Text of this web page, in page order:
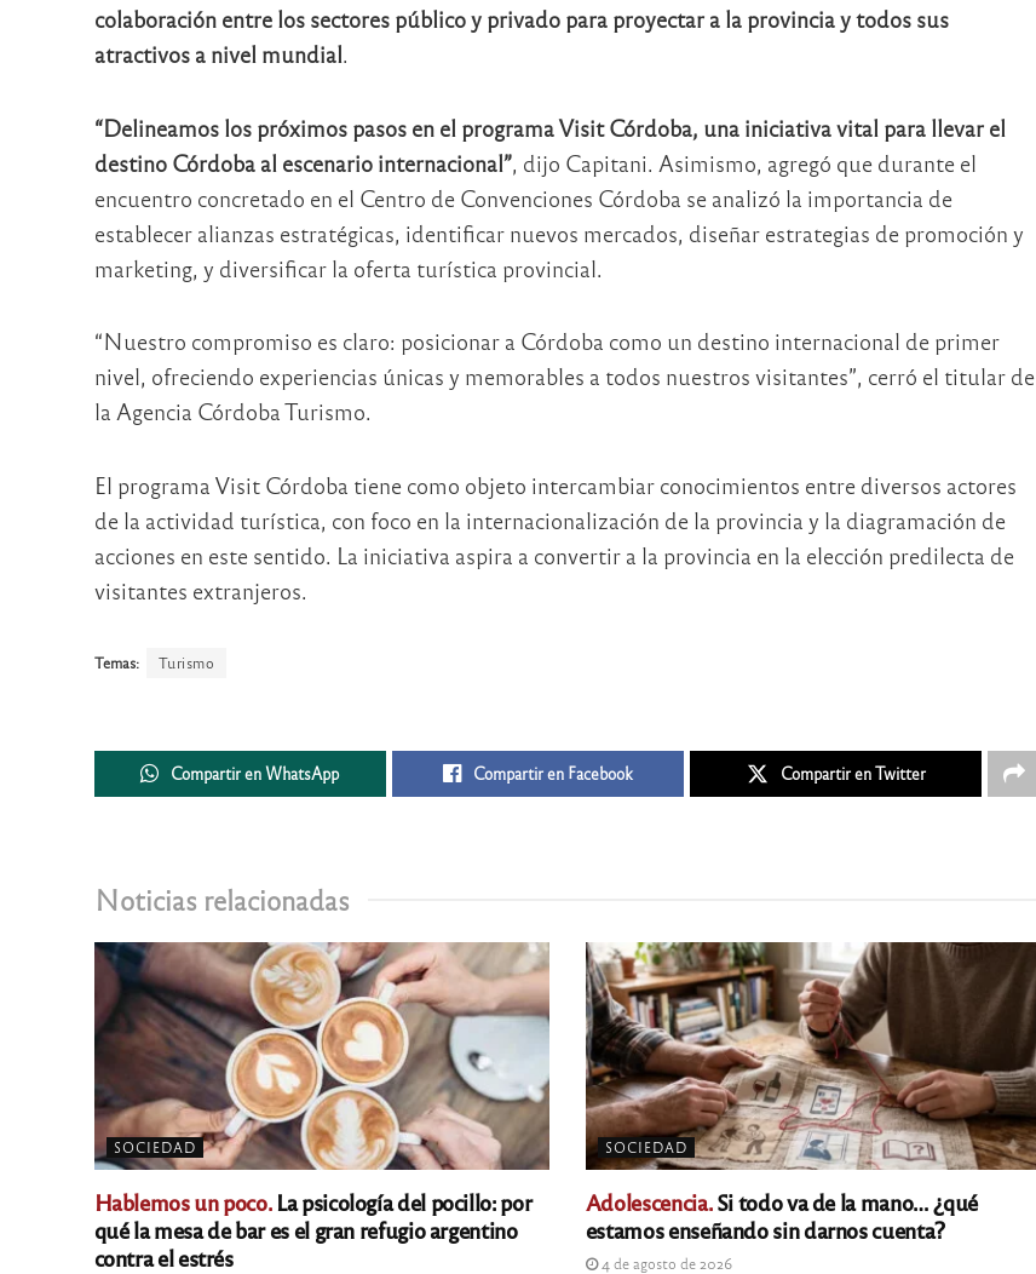
colaboración entre los sectores público y privado para proyectar a la provincia y todos sus
atractivos a nivel mundial.
“Delineamos los próximos pasos en el programa Visit Córdoba, una iniciativa vital para llevar el
destino Córdoba al escenario internacional”, dijo Capitani. Asimismo, agregó que durante el
encuentro concretado en el Centro de Convenciones Córdoba se analizó la importancia de
establecer alianzas estratégicas, identificar nuevos mercados, diseñar estrategias de promoción y
marketing, y diversificar la oferta turística provincial.
“Nuestro compromiso es claro: posicionar a Córdoba como un destino internacional de primer
nivel, ofreciendo experiencias únicas y memorables a todos nuestros visitantes”, cerró el titular de
la Agencia Córdoba Turismo.
El programa Visit Córdoba tiene como objeto intercambiar conocimientos entre diversos actores
de la actividad turística, con foco en la internacionalización de la provincia y la diagramación de
acciones en este sentido. La iniciativa aspira a convertir a la provincia en la elección predilecta de
visitantes extranjeros.
Temas: Turismo
Compartir en WhatsApp Compartir en Facebook Compartir en Twitter
Noticias relacionadas
SOCIEDAD
Hablemos un poco.La psicología del pocillo: por
qué la mesa de bar es el gran refugio argentino
contra el estrés
SOCIEDAD
Adolescencia.Si todo va de la mano… ¿qué
estamos enseñando sin darnos cuenta?
4 de agosto de 2026